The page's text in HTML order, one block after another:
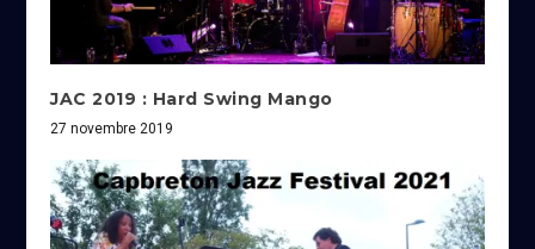
JAC 2019 : Hard Swing Mango
27 novembre 2019